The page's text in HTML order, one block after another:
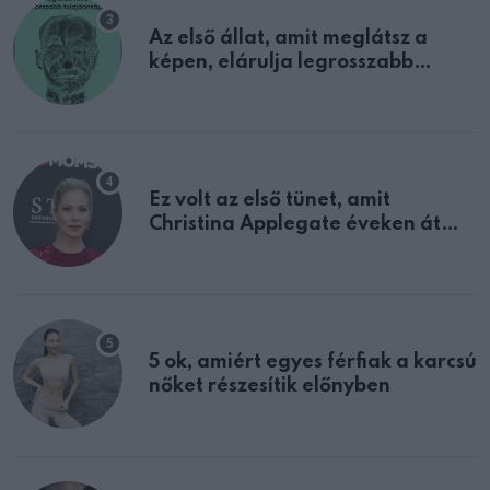
Az első állat, amit meglátsz a
képen, elárulja legrosszabb
Ez volt az első tünet, amit
Christina Applegate éveken át
5 ok, amiért egyes férfiak a karcsú
nőket részesítik előnyben